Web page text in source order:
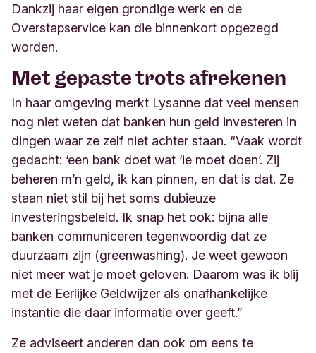
Dankzij haar eigen grondige werk en de
Overstapservice kan die binnenkort opgezegd
worden.
Met gepaste trots afrekenen
In haar omgeving merkt Lysanne dat veel mensen
nog niet weten dat banken hun geld investeren in
dingen waar ze zelf niet achter staan. “Vaak wordt
gedacht: ‘een bank doet wat ‘ie moet doen’. Zij
beheren m’n geld, ik kan pinnen, en dat is dat. Ze
staan niet stil bij het soms dubieuze
investeringsbeleid. Ik snap het ook: bijna alle
banken communiceren tegenwoordig dat ze
duurzaam zijn (greenwashing). Je weet gewoon
niet meer wat je moet geloven. Daarom was ik blij
met de Eerlijke Geldwijzer als onafhankelijke
instantie die daar informatie over geeft.”
Ze adviseert anderen dan ook om eens te